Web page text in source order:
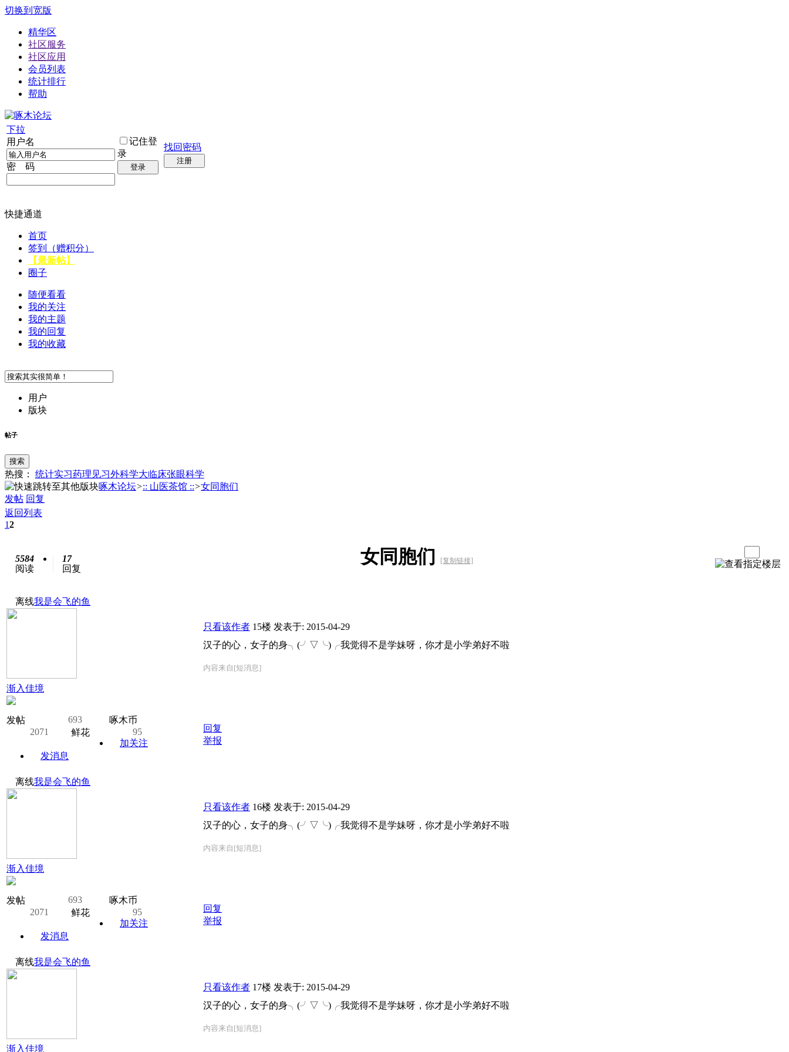
切换到宽版
精华区
社区服务
社区应用
会员列表
统计排行
帮助
下拉
用户名
密 码
记住登
录
登录
找回密码
注册
快捷通道
首页
签到（赠积分）
【最新帖】
圈子
随便看看
我的关注
我的主题
我的回复
我的收藏
用户
版块
帖子
搜索
热搜： 统计实习药理 见习外科学大临床张眼科学
啄木论坛>:: 山医茶馆 ::>女同胞们
发帖 回复
返回列表
12
5584
阅读
17
回复
女同胞们 [复制链接]
离线我是会飞的鱼
渐入佳境
发帖 693
啄木币
2071
鲜花
95
加关注
发消息
只看该作者 15楼 发表于: 2015-04-29
汉子的心，女子的身╮(╯▽╰)╭我觉得不是学妹呀，你才是小学弟好不啦
内容来自[短消息]
回复
举报
离线我是会飞的鱼
渐入佳境
发帖 693
啄木币
2071
鲜花
95
加关注
发消息
只看该作者 16楼 发表于: 2015-04-29
汉子的心，女子的身╮(╯▽╰)╭我觉得不是学妹呀，你才是小学弟好不啦
内容来自[短消息]
回复
举报
离线我是会飞的鱼
渐入佳境
只看该作者 17楼 发表于: 2015-04-29
汉子的心，女子的身╮(╯▽╰)╭我觉得不是学妹呀，你才是小学弟好不啦
内容来自[短消息]